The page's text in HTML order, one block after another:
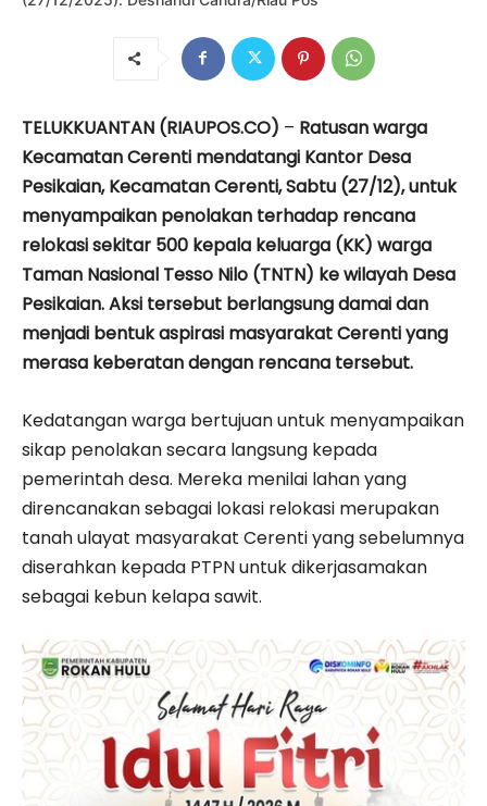
TELUKKUANTAN (RIAUPOS.CO) – Ratusan warga
Kecamatan Cerenti mendatangi Kantor Desa
Pesikaian, Kecamatan Cerenti, Sabtu (27/12), untuk
menyampaikan penolakan terhadap rencana
relokasi sekitar 500 kepala keluarga (KK) warga
Taman Nasional Tesso Nilo (TNTN) ke wilayah Desa
Pesikaian. Aksi tersebut berlangsung damai dan
menjadi bentuk aspirasi masyarakat Cerenti yang
merasa keberatan dengan rencana tersebut.
Kedatangan warga bertujuan untuk menyampaikan
sikap penolakan secara langsung kepada
pemerintah desa. Mereka menilai lahan yang
direncanakan sebagai lokasi relokasi merupakan
tanah ulayat masyarakat Cerenti yang sebelumnya
diserahkan kepada PTPN untuk dikerjasamakan
sebagai kebun kelapa sawit.